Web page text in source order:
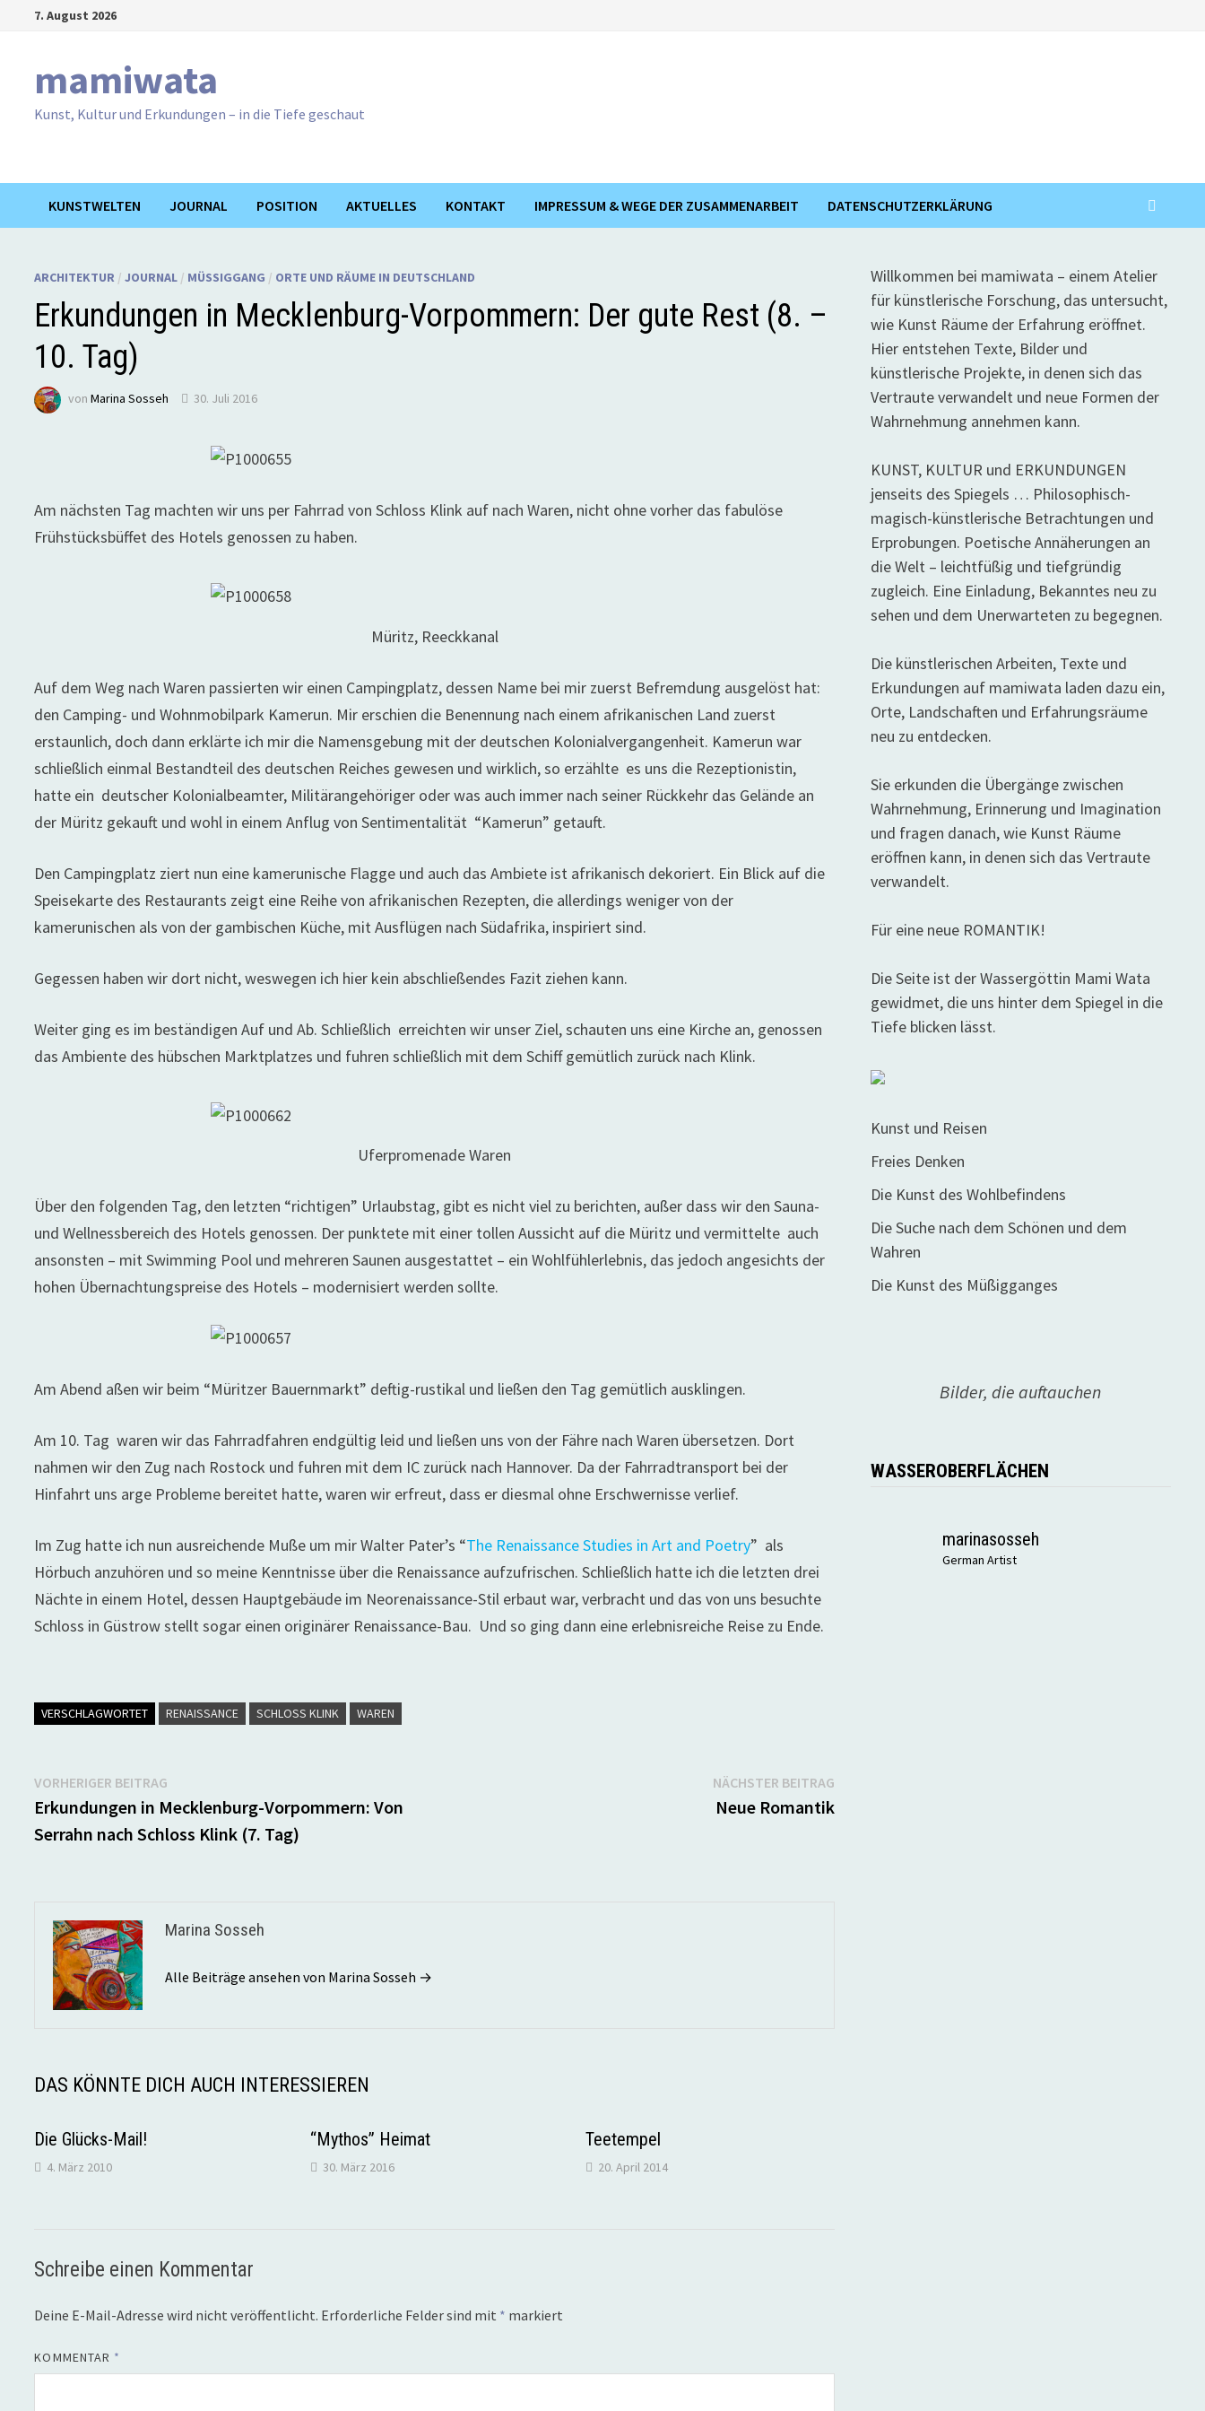
7. August 2026
mamiwata
Kunst, Kultur und Erkundungen – in die Tiefe geschaut
KUNSTWELTEN JOURNAL POSITION AKTUELLES KONTAKT IMPRESSUM & WEGE DER ZUSAMMENARBEIT DATENSCHUTZERKLÄRUNG
ARCHITEKTUR /JOURNAL / MÜSSIGGANG / ORTE UND RÄUME IN DEUTSCHLAND
Erkundungen in Mecklenburg-Vorpommern: Der gute Rest (8. –
10. Tag)
vonMarina Sosseh 30. Juli 2016
Am nächsten Tag machten wir uns per Fahrrad von Schloss Klink auf nach Waren, nicht ohne vorher das fabulöse
Frühstücksbüffet des Hotels genossen zu haben.
Müritz, Reeckkanal
Auf dem Weg nach Waren passierten wir einen Campingplatz, dessen Name bei mir zuerst Befremdung ausgelöst hat:
den Camping- und Wohnmobilpark Kamerun. Mir erschien die Benennung nach einem afrikanischen Land zuerst
erstaunlich, doch dann erklärte ich mir die Namensgebung mit der deutschen Kolonialvergangenheit. Kamerun war
schließlich einmal Bestandteil des deutschen Reiches gewesen und wirklich, so erzählte es uns die Rezeptionistin,
hatte ein deutscher Kolonialbeamter, Militärangehöriger oder was auch immer nach seiner Rückkehr das Gelände an
der Müritz gekauft und wohl in einem Anflug von Sentimentalität “Kamerun” getauft.
Den Campingplatz ziert nun eine kamerunische Flagge und auch das Ambiete ist afrikanisch dekoriert. Ein Blick auf die
Speisekarte des Restaurants zeigt eine Reihe von afrikanischen Rezepten, die allerdings weniger von der
kamerunischen als von der gambischen Küche, mit Ausflügen nach Südafrika, inspiriert sind.
Gegessen haben wir dort nicht, weswegen ich hier kein abschließendes Fazit ziehen kann.
Weiter ging es im beständigen Auf und Ab. Schließlich erreichten wir unser Ziel, schauten uns eine Kirche an, genossen
das Ambiente des hübschen Marktplatzes und fuhren schließlich mit dem Schiff gemütlich zurück nach Klink.
Uferpromenade Waren
Über den folgenden Tag, den letzten “richtigen” Urlaubstag, gibt es nicht viel zu berichten, außer dass wir den Sauna-
und Wellnessbereich des Hotels genossen. Der punktete mit einer tollen Aussicht auf die Müritz und vermittelte auch
ansonsten – mit Swimming Pool und mehreren Saunen ausgestattet – ein Wohlfühlerlebnis, das jedoch angesichts der
hohen Übernachtungspreise des Hotels – modernisiert werden sollte.
Am Abend aßen wir beim “Müritzer Bauernmarkt” deftig-rustikal und ließen den Tag gemütlich ausklingen.
Am 10. Tag waren wir das Fahrradfahren endgültig leid und ließen uns von der Fähre nach Waren übersetzen. Dort
nahmen wir den Zug nach Rostock und fuhren mit dem IC zurück nach Hannover. Da der Fahrradtransport bei der
Hinfahrt uns arge Probleme bereitet hatte, waren wir erfreut, dass er diesmal ohne Erschwernisse verlief.
Im Zug hatte ich nun ausreichende Muße um mir Walter Pater’s “The Renaissance Studies in Art and Poetry” als
Hörbuch anzuhören und so meine Kenntnisse über die Renaissance aufzufrischen. Schließlich hatte ich die letzten drei
Nächte in einem Hotel, dessen Hauptgebäude im Neorenaissance-Stil erbaut war, verbracht und das von uns besuchte
Schloss in Güstrow stellt sogar einen originärer Renaissance-Bau. Und so ging dann eine erlebnisreiche Reise zu Ende.
VERSCHLAGWORTET RENAISSANCE SCHLOSS KLINK WAREN
Beitragsnavigation
VORHERIGER BEITRAG
Beitrag:
Erkundungen in Mecklenburg-Vorpommern: Von
Serrahn nach Schloss Klink (7. Tag)
NÄCHSTER BEITRAGNächster
Beitrag:
Neue Romantik
Marina Sosseh
Alle Beiträge ansehen von Marina Sosseh →
DAS KÖNNTE DICH AUCH INTERESSIEREN
Die Glücks-Mail!
4. März 2010
“Mythos” Heimat
30. März 2016
Teetempel
20. April 2014
Schreibe einen Kommentar
Deine E-Mail-Adresse wird nicht veröffentlicht. Erforderliche Felder sind mit * markiert
KOMMENTAR *
Willkommen bei mamiwata – einem Atelier
für künstlerische Forschung, das untersucht,
wie Kunst Räume der Erfahrung eröffnet.
Hier entstehen Texte, Bilder und
künstlerische Projekte, in denen sich das
Vertraute verwandelt und neue Formen der
Wahrnehmung annehmen kann.
KUNST, KULTUR und ERKUNDUNGEN
jenseits des Spiegels … Philosophisch-
magisch-künstlerische Betrachtungen und
Erprobungen. Poetische Annäherungen an
die Welt – leichtfüßig und tiefgründig
zugleich. Eine Einladung, Bekanntes neu zu
sehen und dem Unerwarteten zu begegnen.
Die künstlerischen Arbeiten, Texte und
Erkundungen auf mamiwata laden dazu ein,
Orte, Landschaften und Erfahrungsräume
neu zu entdecken.
Sie erkunden die Übergänge zwischen
Wahrnehmung, Erinnerung und Imagination
und fragen danach, wie Kunst Räume
eröffnen kann, in denen sich das Vertraute
verwandelt.
Für eine neue ROMANTIK!
Die Seite ist der Wassergöttin Mami Wata
gewidmet, die uns hinter dem Spiegel in die
Tiefe blicken lässt.
Kunst und Reisen
Freies Denken
Die Kunst des Wohlbefindens
Die Suche nach dem Schönen und dem
Wahren
Die Kunst des Müßigganges
Bilder, die auftauchen
WASSEROBERFLÄCHEN
marinasosseh
German Artist